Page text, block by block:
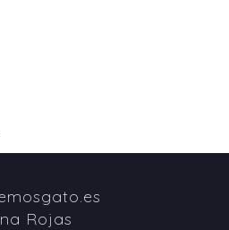
Rojas